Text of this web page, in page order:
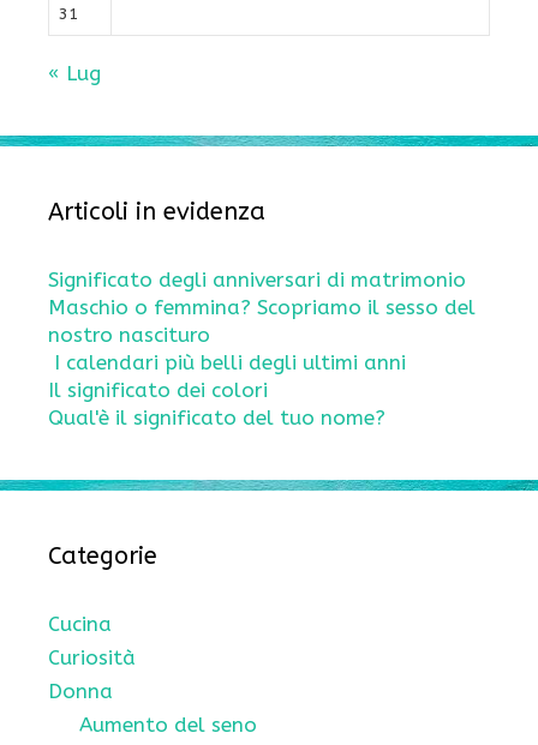
31
« Lug
Articoli in evidenza
Significato degli anniversari di matrimonio
Maschio o femmina? Scopriamo il sesso del
nostro nascituro
I calendari più belli degli ultimi anni
Il significato dei colori
Qual'è il significato del tuo nome?
Categorie
Cucina
Curiosità
Donna
Aumento del seno